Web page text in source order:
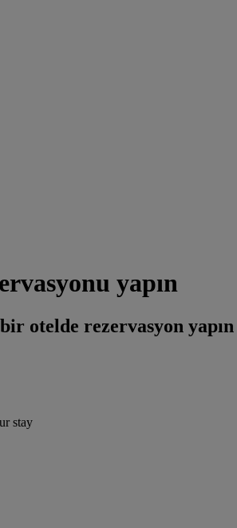
yapın
otelde rezervasyon yapın
stay